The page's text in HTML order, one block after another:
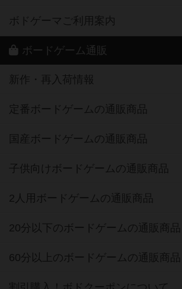
ボドゲーマご利用案内
ボードゲーム通販
新作・再入荷情報
定番ボードゲームの通販商品
国産ボードゲームの通販商品
子供向けボードゲームの通販商品
2人用ボードゲームの通販商品
20分以下のボードゲームの通販商品
60分以上のボードゲームの通販商品